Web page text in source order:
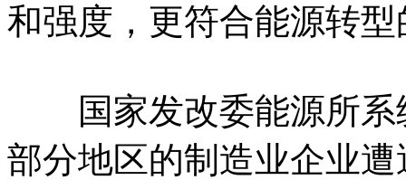
和强度，更符合能源转
国家发改委能源所系
部分地区的制造业企业